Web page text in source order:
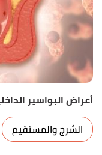
أعراض البواسير
الشرج والمستقيم